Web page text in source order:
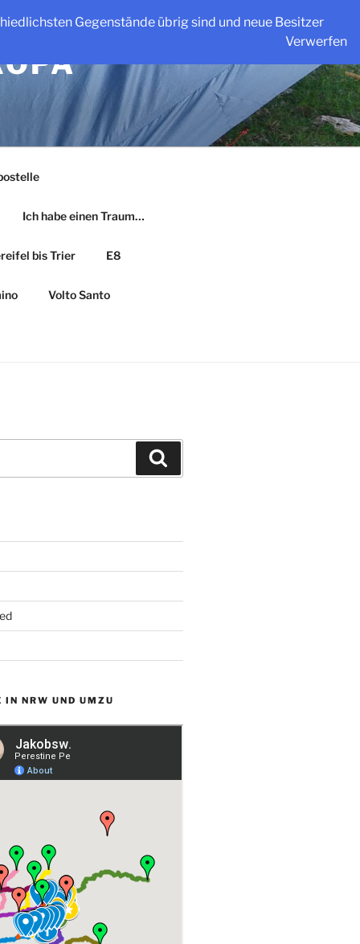
Gegenstände übrig sind und neue Besitzer
Verwerfen
Ich habe einen Traum…
bis Trier E8
Volto Santo
IN NRW UND UMZU